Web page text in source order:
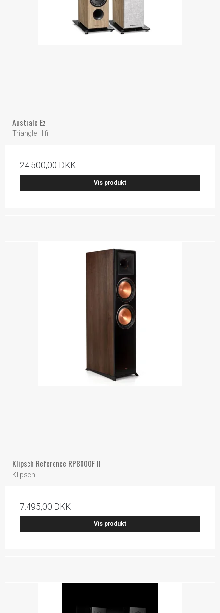
Australe Ez
Triangle Hifi
24.500,00 DKK
Vis produkt
Klipsch Reference RP8000F II
Klipsch
7.495,00 DKK
Vis produkt